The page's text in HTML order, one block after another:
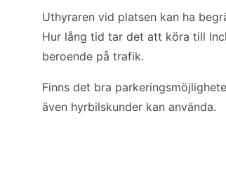
Uthyraren vid platsen kan ha
Hur lång tid tar det att köra till
beroende på trafik.
Finns det bra
även hyrbilskunder kan använda.